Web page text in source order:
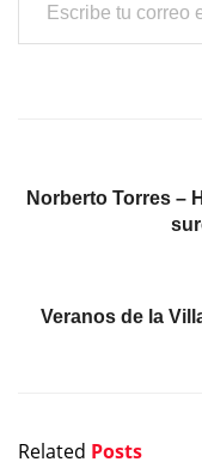
Norberto Torres –
Veranos de la
Related Posts